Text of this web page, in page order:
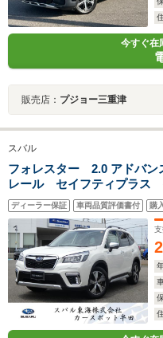
今すぐ在
販売店： プジョー三重津
スバル
フォレスター 2.0 アドバ
レール セイフティプラス
ビ フルセグ Bluetoothオ
メラ サイドカメラ バック
ーミラー ETC2.0
ディーラー保証 車両品質評価書付 購